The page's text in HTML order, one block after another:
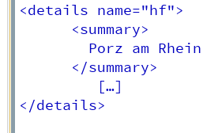
<details name="hf">
      <summary>
        Porz am Rhein
      </summary>
         […]
</details>